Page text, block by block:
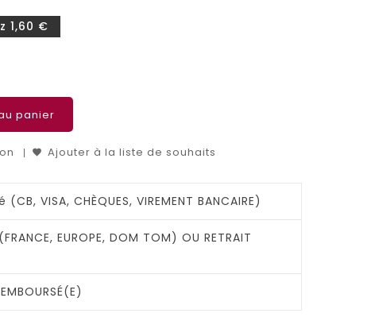
1,60 €
panier
Ajouter à la liste de souhaits
VISA, CHÈQUES, VIREMENT BANCAIRE)
EUROPE, DOM TOM) OU RETRAIT